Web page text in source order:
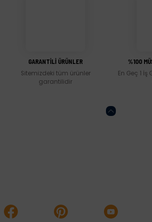
GARANTİLİ ÜRÜNLER
Sitemizdeki tüm ürünler
garantilidir
%100
En Geç 1